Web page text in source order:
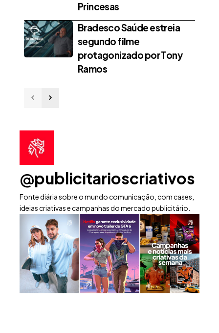
Princesas
Bradesco Saúde estreia
segundo filme
protagonizado por Tony
Ramos
@publicitarioscriativos
Fonte diária sobre o mundo comunicação, com cases,
ideias criativas e campanhas do mercado publicitário.